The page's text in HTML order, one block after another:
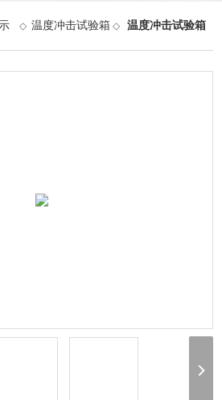
◇温度冲击试验箱 ◇温度冲击试验箱
击试验箱武汉厂家